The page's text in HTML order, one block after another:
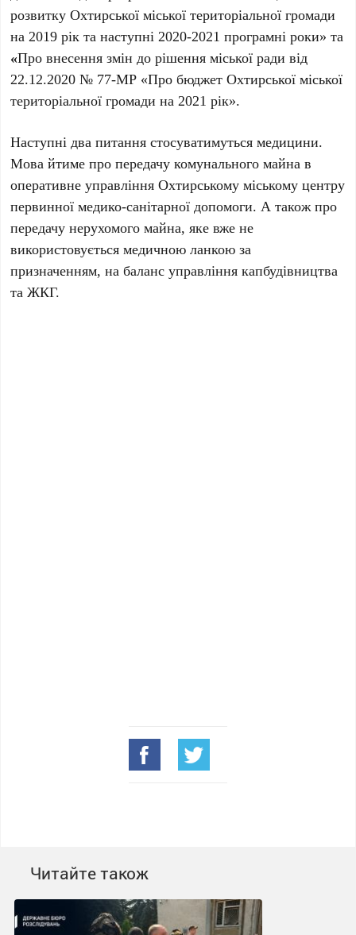
розвитку Охтирської міської територіальної громади
на 2019 рік та наступні 2020-2021 програмні роки» та
«Про внесення змін до рішення міської ради від
22.12.2020 № 77-МР «Про бюджет Охтирської міської
територіальної громади на 2021 рік».
Наступні два питання стосуватимуться медицини.
Мова йтиме про передачу комунального майна в
оперативне управління Охтирському міському центру
первинної медико-санітарної допомоги. А також про
передачу нерухомого майна, яке вже не
використовується медичною ланкою за
призначенням, на баланс управління капбудівництва
та ЖКГ.
Читайте також